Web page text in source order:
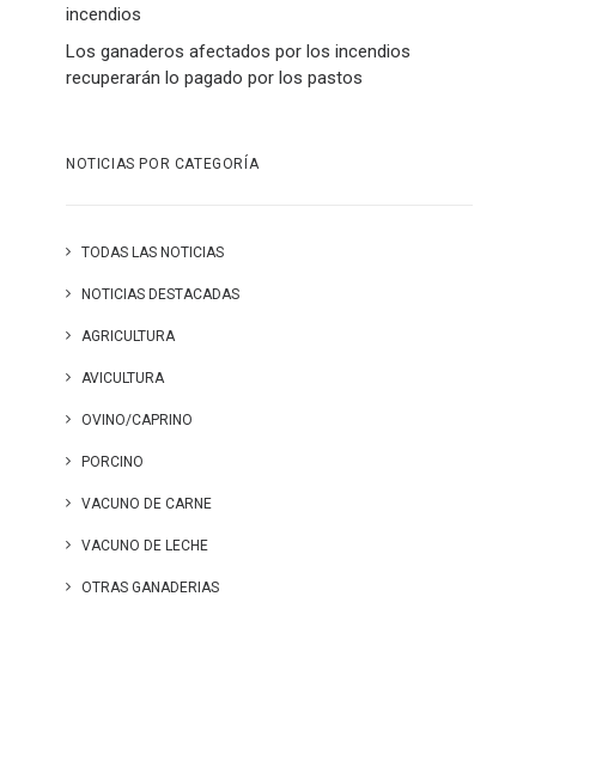
incendios
Los ganaderos afectados por los incendios
recuperarán lo pagado por los pastos
NOTICIAS POR CATEGORÍA
TODAS LAS NOTICIAS
NOTICIAS DESTACADAS
AGRICULTURA
AVICULTURA
OVINO/CAPRINO
PORCINO
VACUNO DE CARNE
VACUNO DE LECHE
OTRAS GANADERIAS